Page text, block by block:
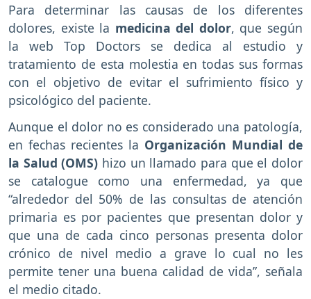
Para determinar las causas de los diferentes
dolores, existe la medicina del dolor, que según
la web Top Doctors se dedica al estudio y
tratamiento de esta molestia en todas sus formas
con el objetivo de evitar el sufrimiento físico y
psicológico del paciente.
Aunque el dolor no es considerado una patología,
en fechas recientes la Organización Mundial de
la Salud (OMS) hizo un llamado para que el dolor
se catalogue como una enfermedad, ya que
“alrededor del 50% de las consultas de atención
primaria es por pacientes que presentan dolor y
que una de cada cinco personas presenta dolor
crónico de nivel medio a grave lo cual no les
permite tener una buena calidad de vida”, señala
el medio citado.